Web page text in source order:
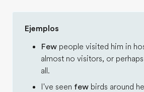
Ejemplos
Few people visited him in
almost no visitors, or
all.
I've seen few birds around